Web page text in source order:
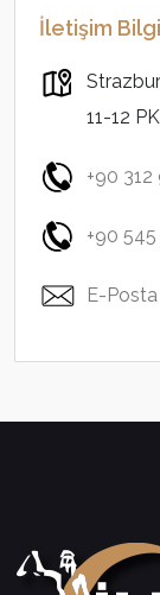
İletişim
11-12
+90
+90
E-